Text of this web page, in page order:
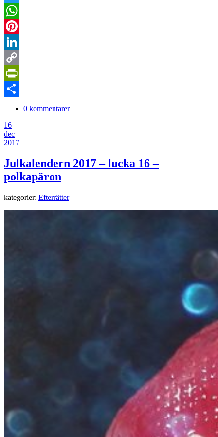
Twitter
WhatsApp
Pinterest
LinkedIn
Copy
Link
PrintFriendly
0 kommentarer
16
dec
2017
Julkalendern 2017 – lucka 16 –
polkapäron
kategorier: Efterrätter